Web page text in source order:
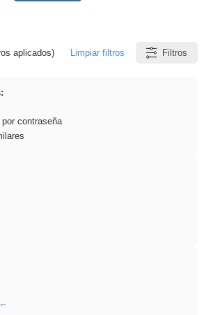
aplicados) Limpiar filtros Filtros
contraseña